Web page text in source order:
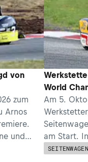
von
zum
Arnos
und
World
Am 5.
am Start.
SEITENWAGEN